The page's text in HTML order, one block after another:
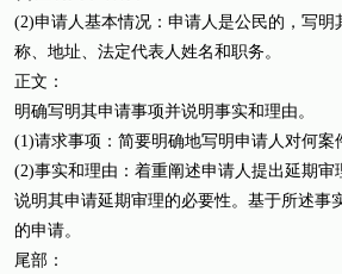
(2)申请人基本情况：申请人是公民的，写
称、地址、法定代表人姓名和职务。
正文：
明确写明其申请事项并说明事实和理由。
(1)请求事项：简要明确地写明申请人对何案
(2)事实和理由：着重阐述申请人提出延期
说明其申请延期审理的必要性。基于所述事
的申请。
尾部：